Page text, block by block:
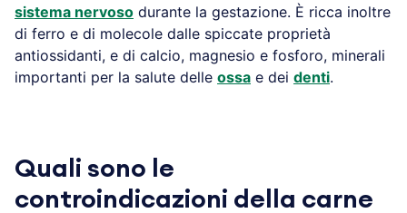
sistema nervoso durante la gestazione. È ricca inoltre
di ferro e di molecole dalle spiccate proprietà
antiossidanti, e di calcio, magnesio e fosforo, minerali
importanti per la salute delle ossa e dei denti.
Quali sono le
controindicazioni della carne